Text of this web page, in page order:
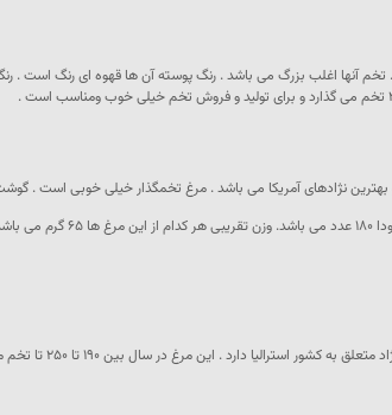
. تخم آنها اغلب بزرگ می باشد . رنگ پوسته آن ها قهوه ای رنگ است
نژادهای آمریکا می باشد . مرغ تخمگذار خیلی خوبی است .
را ن
تخم مرغ می گذار د . تخم ها ی ان به رنگ قهوه ای روشن می باشد . به سرعت رشد می کند بین ۳ تا ۴ کیلو گرم